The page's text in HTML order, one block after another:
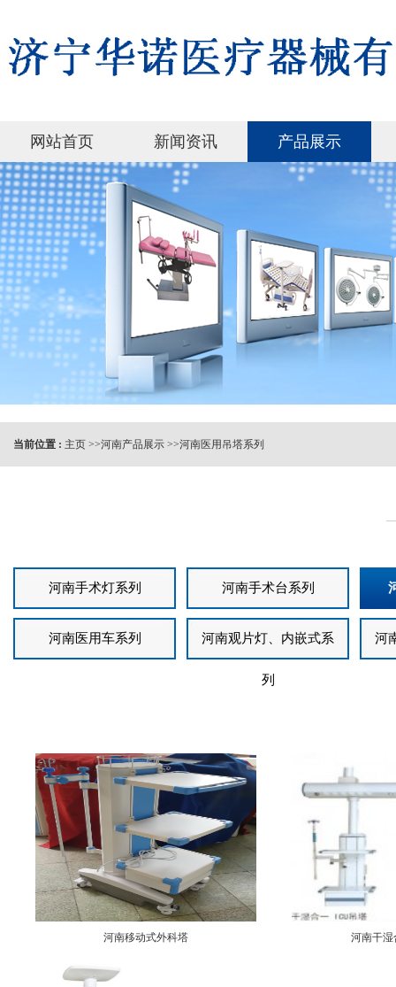
网站首页 新闻资讯 产品展示
当前位置 : 主页 >>河南产品展示 >>河南医用吊塔系列
河南手术灯系列 河南手术台系列
河南医用车系列 河南观片灯、内嵌式系
列
河
河南移动式外科塔 河南干湿